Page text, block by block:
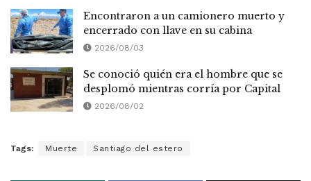
Encontraron a un camionero muerto y
encerrado con llave en su cabina
2026/08/03
Se conoció quién era el hombre que se
desplomó mientras corría por Capital
2026/08/02
Tags: Muerte Santiago del estero